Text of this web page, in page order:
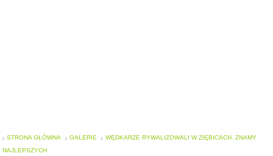
STRONA GŁÓWNA GALERIE
WĘDKARZE RYWALIZOWALI W ZIĘBICACH. ZNAMY
NAJLEPSZYCH